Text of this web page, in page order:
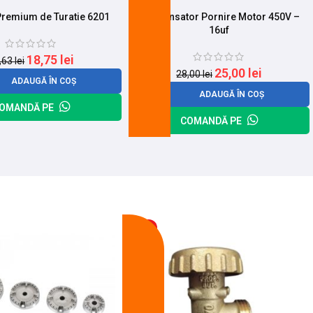
de Turatie 6201
lei 18,75 lei
ADAUGĂ ÎN COȘ
PE
Condensator Pornire Motor 450V –
16uf
28,00lei 25,00 lei
ADAUGĂ ÎN COȘ
COMANDĂ PE